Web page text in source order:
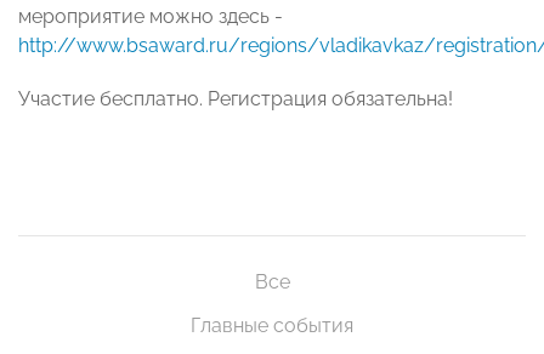
мероприятие можно здесь -
http://www.bsaward.ru/regions/vladikavkaz/
Участие бесплатно. Регистрация обязательна!
Все
Главные события